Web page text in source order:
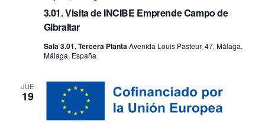
3.01. Visita de INCIBE Emprende Campo de
Gibraltar
Sala 3.01, Tercera PlantaAvenida Louis Pasteur, 47, Málaga,
Málaga, España
JUE
19